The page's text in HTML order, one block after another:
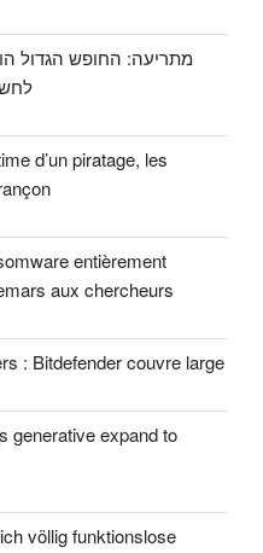
d’un piratage, les
entièrement
aux chercheurs
: Bitdefender couvre large
generative expand to
völlig funktionslose